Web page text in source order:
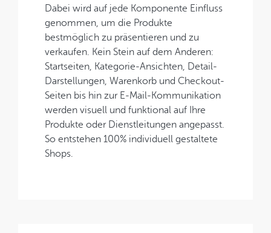
Dabei wird auf jede Komponente Einfluss
genommen, um die Produkte
bestmöglich zu präsentieren und zu
verkaufen. Kein Stein auf dem Anderen:
Startseiten, Kategorie-Ansichten, Detail-
Darstellungen, Warenkorb und Checkout-
Seiten bis hin zur E-Mail-Kommunikation
werden visuell und funktional auf Ihre
Produkte oder Dienstleitungen angepasst.
So entstehen 100% individuell gestaltete
Shops.